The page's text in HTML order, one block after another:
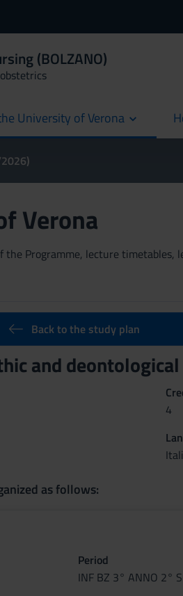
(BOLZANO)
University of Verona
Verona
Programme, lecture
Back to the study plan
and
4
as follows:
Period
INF BZ 3° ANNO 2°